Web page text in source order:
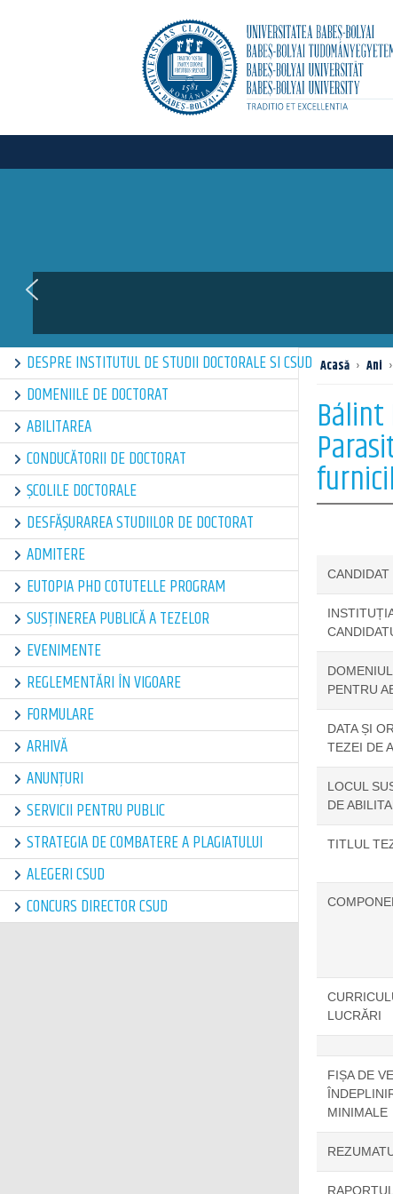
DESPRE INSTITUTUL DE STUDII DOCTORALE SI CSUD
DOMENIILE DE DOCTORAT
ABILITAREA
CONDUCĂTORII DE DOCTORAT
ȘCOLILE DOCTORALE
DESFĂȘURAREA STUDIILOR DE DOCTORAT
ADMITERE
EUTOPIA PHD COTUTELLE PROGRAM
SUSȚINEREA PUBLICĂ A TEZELOR
EVENIMENTE
REGLEMENTĂRI ÎN VIGOARE
FORMULARE
ARHIVĂ
ANUNȚURI
SERVICII PENTRU PUBLIC
STRATEGIA DE COMBATERE A PLAGIATULUI
ALEGERI CSUD
CONCURS DIRECTOR CSUD
Acasă › Ani ›
Bálint
CANDIDAT
PENTRU
DATA ȘI
TEZEI DE
LOCUL
DE
TITLUL
LUCRĂRI
FIȘA DE
MINIMALE